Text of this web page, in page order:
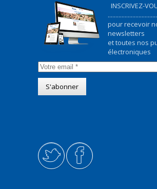
INSCRIVEZ-
pour recevoir
newsletters
et toutes nos
électroniques